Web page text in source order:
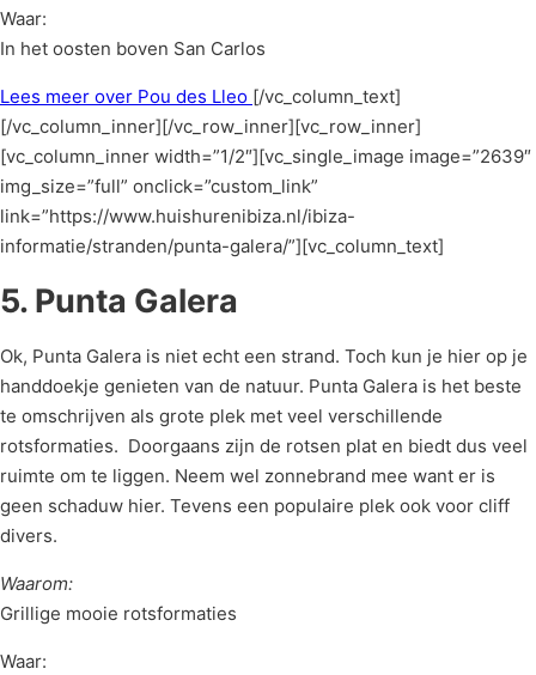
Waar:
In het oosten boven San Carlos
Lees meer over Pou des Lleo [/vc_column_text]
[/vc_column_inner][/vc_row_inner][vc_row_inner]
[vc_column_inner width=”1/2″][vc_single_image image=”2639″
img_size=”full” onclick=”custom_link”
link=”https://www.huishurenibiza.nl/ibiza-
informatie/stranden/punta-galera/”][vc_column_text]
5. Punta Galera
Ok, Punta Galera is niet echt een strand. Toch kun je hier op je
handdoekje genieten van de natuur. Punta Galera is het beste
te omschrijven als grote plek met veel verschillende
rotsformaties. Doorgaans zijn de rotsen plat en biedt dus veel
ruimte om te liggen. Neem wel zonnebrand mee want er is
geen schaduw hier. Tevens een populaire plek ook voor cliff
divers.
Waarom:
Grillige mooie rotsformaties
Waar: